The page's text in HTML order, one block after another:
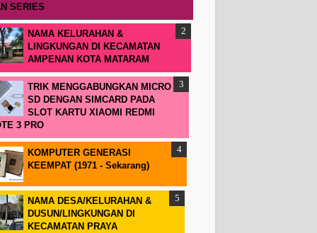
SERIES
NAMA KELURAHAN &
LINGKUNGAN DI KECAMATAN
AMPENAN KOTA MATARAM
TRIK MENGGABUNGKAN MICRO
SD DENGAN SIMCARD PADA
SLOT KARTU XIAOMI REDMI
3 PRO
KOMPUTER GENERASI
KEEMPAT (1971 - Sekarang)
NAMA DESA/KELURAHAN &
DUSUN/LINGKUNGAN DI
KECAMATAN PRAYA